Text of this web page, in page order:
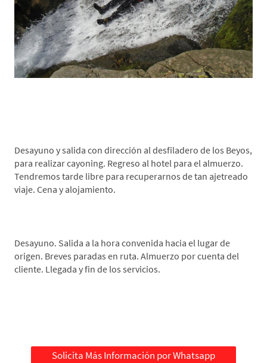
Desayuno y salida con dirección al desfiladero de los Beyos,
para realizar cayoning. Regreso al hotel para el almuerzo.
Tendremos tarde libre para recuperarnos de tan ajetreado
viaje. Cena y alojamiento.
Desayuno. Salida a la hora convenida hacia el lugar de
origen. Breves paradas en ruta. Almuerzo por cuenta del
cliente. Llegada y fin de los servicios.
Solicita Más Información por Whatsapp